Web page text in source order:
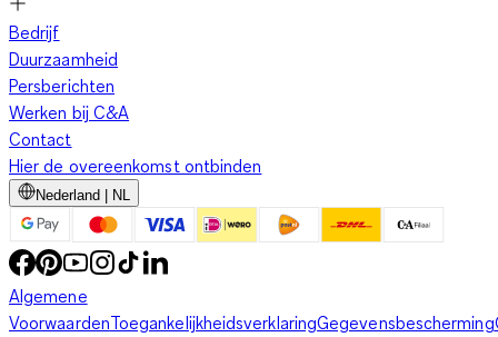
Bedrijf
Duurzaamheid
Persberichten
Werken bij C&A
Contact
Hier de overeenkomst ontbinden
Nederland | NL
Algemene
VoorwaardenToegankelijkheidsverklaringGegevensbescherming